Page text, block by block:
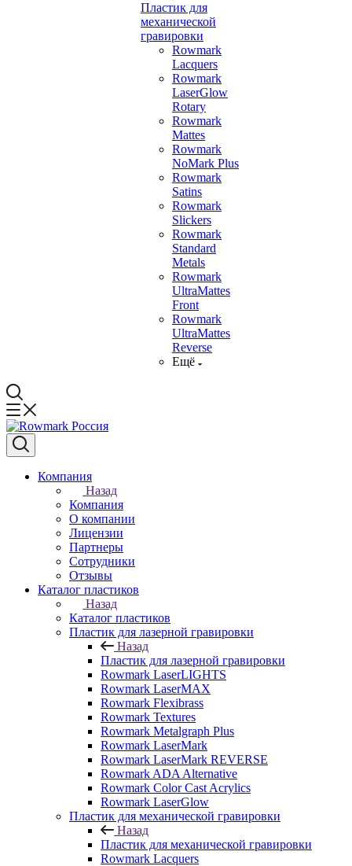
Пластик для
механической
гравировки
Rowmark
Lacquers
Rowmark
LaserGlow
Rotary
Rowmark
Mattes
Rowmark
NoMark Plus
Rowmark
Satins
Rowmark
Slickers
Rowmark
Standard
Metals
Rowmark
UltraMattes
Front
Rowmark
UltraMattes
Reverse
Ещё
Компания
Назад
Компания
О компании
Лицензии
Партнеры
Сотрудники
Отзывы
Каталог пластиков
Назад
Каталог пластиков
Пластик для лазерной гравировки
Назад
Пластик для лазерной гравировки
Rowmark LaserLIGHTS
Rowmark LaserMAX
Rowmark Flexibrass
Rowmark Textures
Rowmark Metalgraph Plus
Rowmark LaserMark
Rowmark LaserMark REVERSE
Rowmark ADA Alternative
Rowmark Color Cast Acrylics
Rowmark LaserGlow
Пластик для механической гравировки
Назад
Пластик для механической гравировки
Rowmark Lacquers